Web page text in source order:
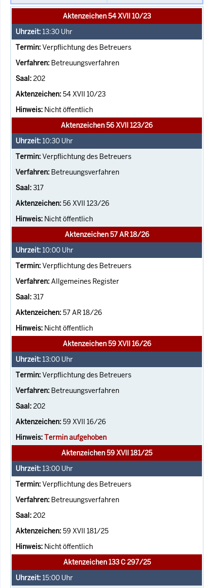
Aktenzeichen 54 XVII 10/23
13:30 Uhr
Verpflichtung des Betreuers
Betreuungsverfahren
202
54 XVII 10/23
Nicht öffentlich
Aktenzeichen 56 XVII 123/26
10:30 Uhr
Verpflichtung des Betreuers
Betreuungsverfahren
317
56 XVII 123/26
Nicht öffentlich
Aktenzeichen 57 AR 18/26
10:00 Uhr
Verpflichtung des Betreuers
Allgemeines Register
317
57 AR 18/26
Nicht öffentlich
Aktenzeichen 59 XVII 16/26
13:00 Uhr
Verpflichtung des Betreuers
Betreuungsverfahren
202
59 XVII 16/26
Termin aufgehoben
Aktenzeichen 59 XVII 181/25
13:00 Uhr
Verpflichtung des Betreuers
Betreuungsverfahren
202
59 XVII 181/25
Nicht öffentlich
Aktenzeichen 133 C 297/25
15:00 Uhr